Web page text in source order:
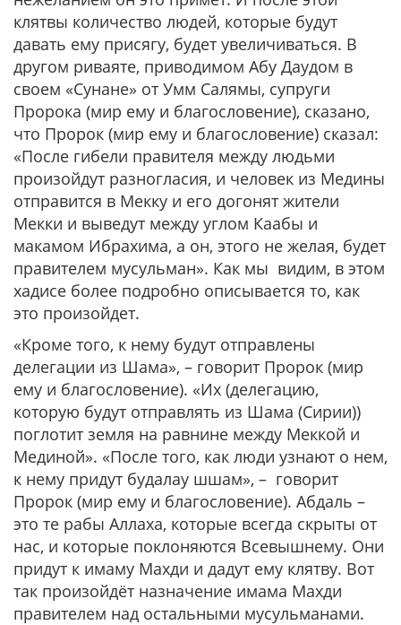
клятвы количество людей, которые будут
давать ему присягу, будет увеличиваться. В
другом риваяте, приводимом Абу Даудом в
своем «Сунане» от Умм Салямы, супруги
Пророка (мир ему и благословение), сказано,
что Пророк (мир ему и благословение) сказал:
«После гибели правителя между людьми
произойдут разногласия, и человек из Медины
отправится в Мекку и его догонят жители
Мекки и выведут между углом Каабы и
макамом Ибрахима, а он, этого не желая, будет
правителем мусульман». Как мы видим, в этом
хадисе более подробно описывается то, как
это произойдет.
«Кроме того, к нему будут отправлены
делегации из Шама», – говорит Пророк (мир
ему и благословение). «Их (делегацию,
которую будут отправлять из Шама (Сирии))
поглотит земля на равнине между Меккой и
Мединой». «После того, как люди узнают о нем,
к нему придут будалау шшам», – говорит
Пророк (мир ему и благословение). Абдаль –
это те рабы Аллаха, которые всегда скрыты от
нас, и которые поклоняются Всевышнему. Они
придут к имаму Махди и дадут ему клятву. Вот
так произойдёт назначение имама Махди
правителем над остальными мусульманами.